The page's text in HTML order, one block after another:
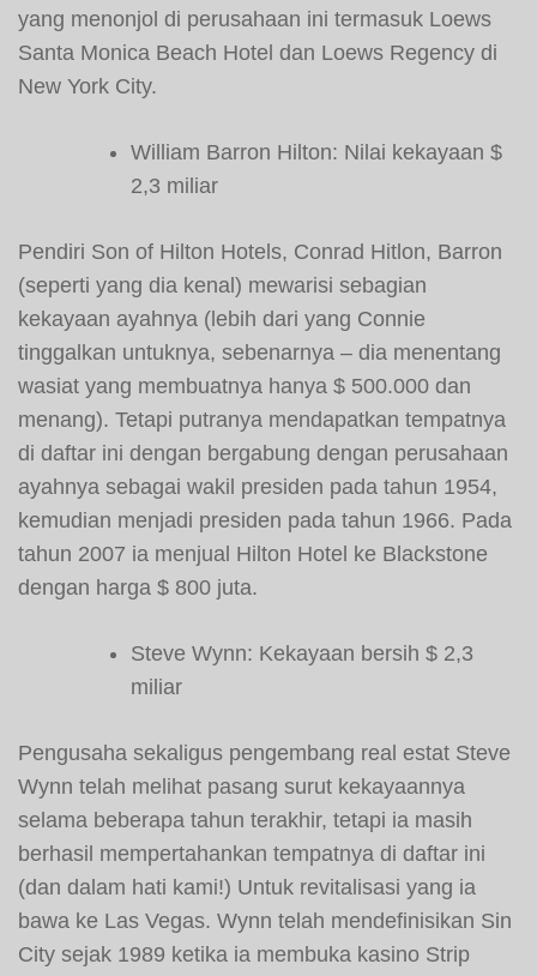
yang menonjol di perusahaan ini termasuk Loews
Santa Monica Beach Hotel dan Loews Regency di
New York City.
William Barron Hilton: Nilai kekayaan $
2,3 miliar
Pendiri Son of Hilton Hotels, Conrad Hitlon, Barron
(seperti yang dia kenal) mewarisi sebagian
kekayaan ayahnya (lebih dari yang Connie
tinggalkan untuknya, sebenarnya – dia menentang
wasiat yang membuatnya hanya $ 500.000 dan
menang). Tetapi putranya mendapatkan tempatnya
di daftar ini dengan bergabung dengan perusahaan
ayahnya sebagai wakil presiden pada tahun 1954,
kemudian menjadi presiden pada tahun 1966. Pada
tahun 2007 ia menjual Hilton Hotel ke Blackstone
dengan harga $ 800 juta.
Steve Wynn: Kekayaan bersih $ 2,3
miliar
Pengusaha sekaligus pengembang real estat Steve
Wynn telah melihat pasang surut kekayaannya
selama beberapa tahun terakhir, tetapi ia masih
berhasil mempertahankan tempatnya di daftar ini
(dan dalam hati kami!) Untuk revitalisasi yang ia
bawa ke Las Vegas. Wynn telah mendefinisikan Sin
City sejak 1989 ketika ia membuka kasino Strip